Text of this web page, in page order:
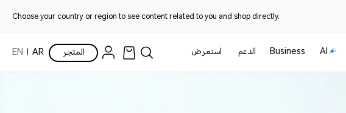
Choose your country or region to see content related to you and shop directly.
AI
Business الدعم استعرض المتجر AR
EN